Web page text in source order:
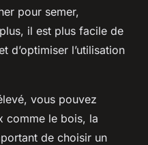
pour semer,
il est plus facile de
d’optimiser l’utilisation
vous pouvez
comme le bois, la
de choisir un